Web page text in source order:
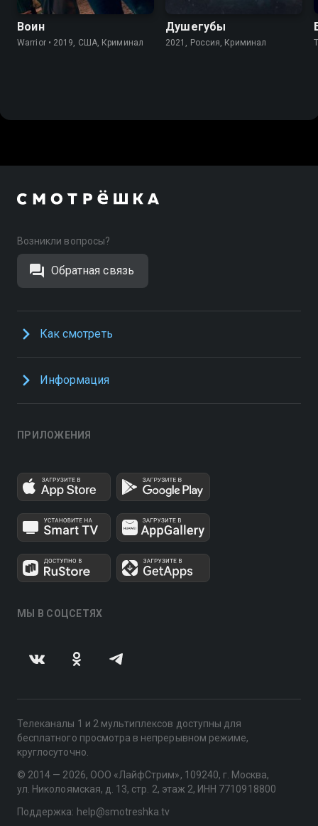
Воин
Warrior • 2019, США, Криминал
Душегубы
2021, Россия, Криминал
Возникли вопросы?
Обратная связь
Как смотреть
Информация
ПРИЛОЖЕНИЯ
МЫ В СОЦСЕТЯХ
Телеканалы 1 и 2 мультиплексов доступны для
бесплатного просмотра в непрерывном режиме,
круглосуточно.
© 2014 — 2026, ООО «ЛайфСтрим», 109240, г. Москва,
ул. Николоямская, д. 13, стр. 2, этаж 2, ИНН 7710918800
Поддержка: help@smotreshka.tv